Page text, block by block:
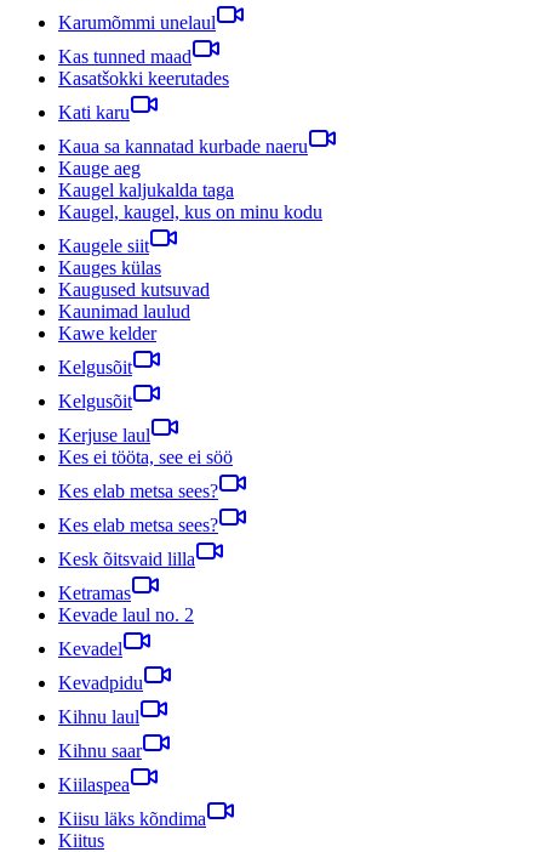
Karumõmmi unelaul
Kas tunned maad
Kasatšokki keerutades
Kati karu
Kaua sa kannatad kurbade naeru
Kauge aeg
Kaugel kaljukalda taga
Kaugel, kaugel, kus on minu kodu
Kaugele siit
Kauges külas
Kaugused kutsuvad
Kaunimad laulud
Kawe kelder
Kelgusõit
Kelgusõit
Kerjuse laul
Kes ei tööta, see ei söö
Kes elab metsa sees?
Kes elab metsa sees?
Kesk õitsvaid lilla
Ketramas
Kevade laul no. 2
Kevadel
Kevadpidu
Kihnu laul
Kihnu saar
Kiilaspea
Kiisu läks kõndima
Kiitus